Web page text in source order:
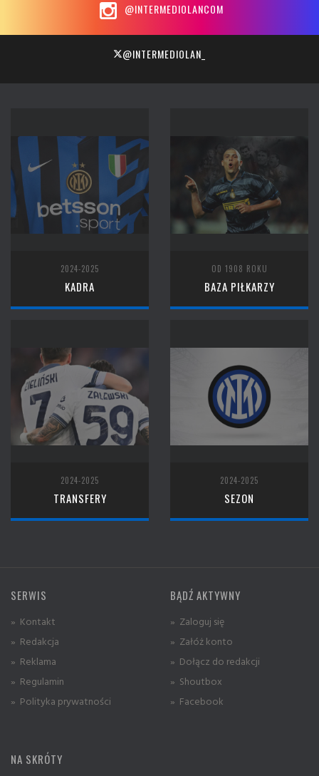
@INTERMEDIOLANCOM
@INTERMEDIOLAN_
2024-2025
KADRA
OD 1908 ROKU
BAZA PIŁKARZY
2024-2025
TRANSFERY
2024-2025
SEZON
SERWIS
» Kontakt
» Redakcja
» Reklama
» Regulamin
» Polityka prywatności
BĄDŹ AKTYWNY
» Zaloguj się
» Załóż konto
» Dołącz do redakcji
» Shoutbox
» Facebook
NA SKRÓTY